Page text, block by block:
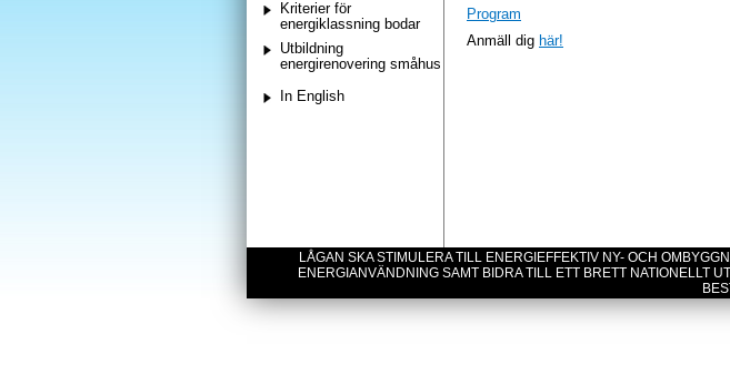
Kriterier för
energiklassning bodar
Utbildning
energirenovering småhus
In English
Program
Anmäll dig här!
LÅGAN SKA STIMULERA TILL ENERGIEFFEKTIV NY- OCH
ENERGIANVÄNDNING SAMT BIDRA TILL ETT BRETT NATIONELLT